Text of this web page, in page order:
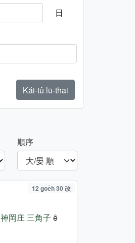
日
Kái-tû lū-thai
順序
12 goe̍h 30 改
神岡庄三角子 ê